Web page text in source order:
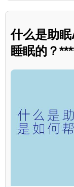
什么是助
睡眠的？